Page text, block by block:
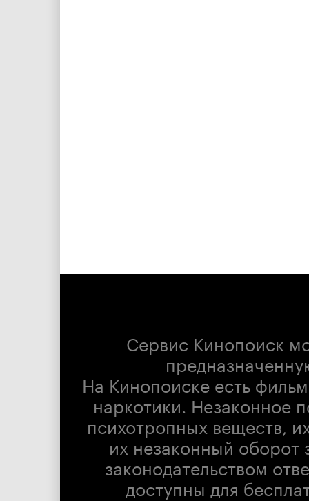
Сервис Кинопоиск
На Кинопоиске есть
наркотики. Незаконное
психотропных веществ,
их незаконный оборот
законодательством
доступны для